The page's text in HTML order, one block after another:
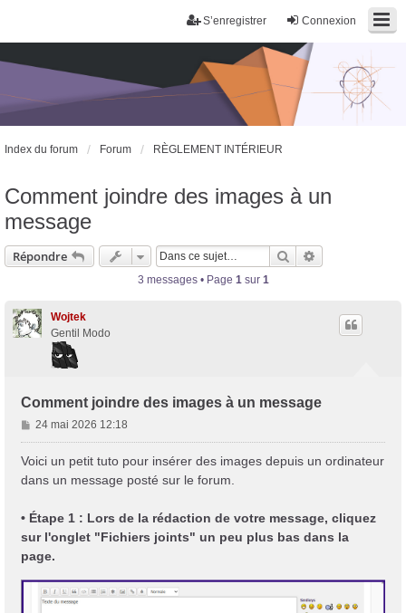
Connexion
S’enregistrer
Index du forum Forum RÈGLEMENT INTÉRIEUR
Comment joindre des images à un
message
Répondre Rechercher
3 messages • Page 1sur 1
Wojtek
Gentil Modo
Comment joindre des images à un message
M
e
s
a
e
24 mai 2026 12:18
Voici un petit tuto pour insérer des images depuis un ordinateur
dans un message posté sur le forum.
• Étape 1 : Lors de la rédaction de votre message, cliquez
sur l'onglet "Fichiers joints" un peu plus bas dans la
page.